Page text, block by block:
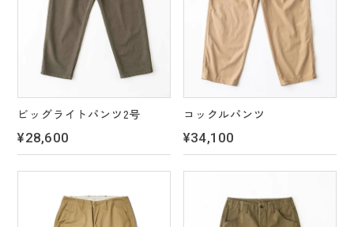
ビッグライトパンツ2号
¥28,600
コックルパンツ
¥34,100